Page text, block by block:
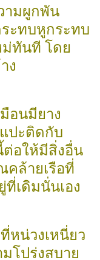
ามผูกพัน
ะทบหูกระทบ
ทันที โดย
ง
อนมียาง
ปะติดกับ
อให้มีสิ่งอื่น
ล้ายเรือที่
เดิมนั่นเอง
หน่วงเหนี่ยว
โปร่งสบาย